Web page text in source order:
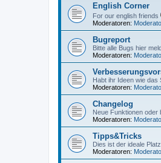
English Corner
For our english friends
Moderatoren:
Bugreport
Bitte alle Bugs hier
Moderatoren:
Habt ihr Ideen wie das
Moderatoren:
Changelog
Neue Funktionen oder
Moderatoren:
Tipps&Tricks
Dies ist der ideale
Moderatoren: